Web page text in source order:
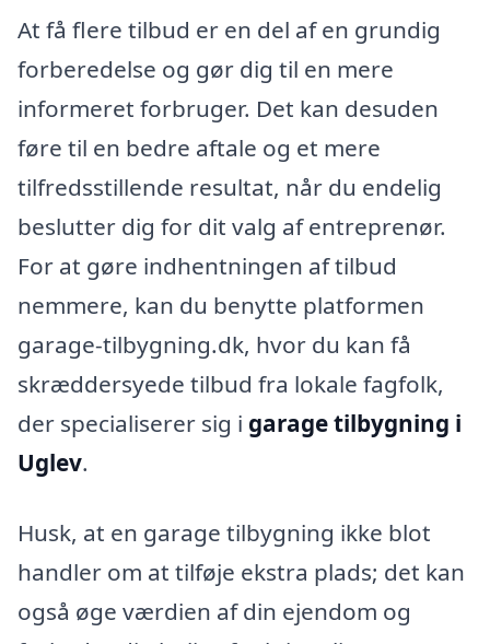
At få flere tilbud er en del af en grundig
forberedelse og gør dig til en mere
informeret forbruger. Det kan desuden
føre til en bedre aftale og et mere
tilfredsstillende resultat, når du endelig
beslutter dig for dit valg af entreprenør.
For at gøre indhentningen af tilbud
nemmere, kan du benytte platformen
garage-tilbygning.dk, hvor du kan få
skræddersyede tilbud fra lokale fagfolk,
der specialiserer sig i garage tilbygning i
Uglev.
Husk, at en garage tilbygning ikke blot
handler om at tilføje ekstra plads; det kan
også øge værdien af din ejendom og